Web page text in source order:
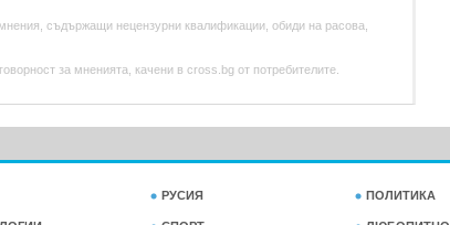
съдържащи нецензурни квалификации, обиди на расова,
за мненията, качени в cross.bg от потребителите.
РУСИЯ ПОЛИТИКА